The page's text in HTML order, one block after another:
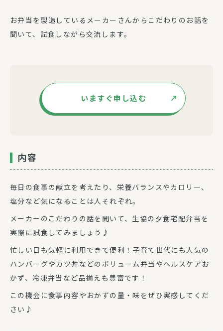
お弁当を製造しているメーカーさんからこだわりのお話を
聞いて、試食しながら交流します。
いますぐ申し込む
内容
毎日の食事の献立を考えたり、栄養バランスやカロリー、
塩分など気になることは人それぞれ。
メーカーのこだわりの話を聞いて、生協の夕食宅配弁当を
実際に試食してみましょう♪
忙しい日も気軽に利用できて便利！子育て世代にも人気の
ハンバーグやカツ丼などのボリューム弁当やヘルスケアお
かず、冷凍弁当など品揃えも豊富です！
この機会に食事内容やおかずの量・味をぜひ実感してくだ
さい♪